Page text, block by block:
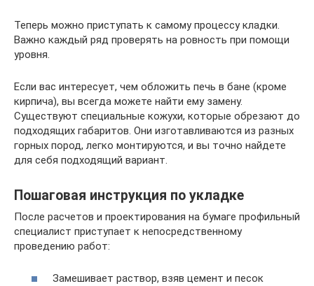
Теперь можно приступать к самому процессу кладки.
Важно каждый ряд проверять на ровность при помощи
уровня.
Если вас интересует, чем обложить печь в бане (кроме
кирпича), вы всегда можете найти ему замену.
Существуют специальные кожухи, которые обрезают до
подходящих габаритов. Они изготавливаются из разных
горных пород, легко монтируются, и вы точно найдете
для себя подходящий вариант.
Пошаговая инструкция по укладке
После расчетов и проектирования на бумаге профильный
специалист приступает к непосредственному
проведению работ:
Замешивает раствор, взяв цемент и песок